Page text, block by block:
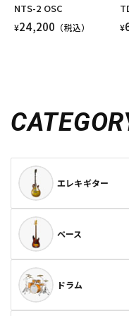
NTS-2 OSC
¥24,200 （税込） ¥
エレキギター
ベース
ドラム